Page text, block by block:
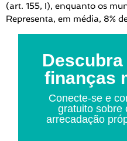
(art. 155, I), enquanto os
Representa, em média, 8%
finanças
Conecte-se e
gratuito sobre
arrecadação